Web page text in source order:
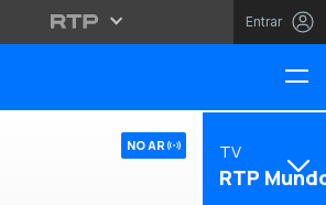
Entrar
NO AR TV
RTP